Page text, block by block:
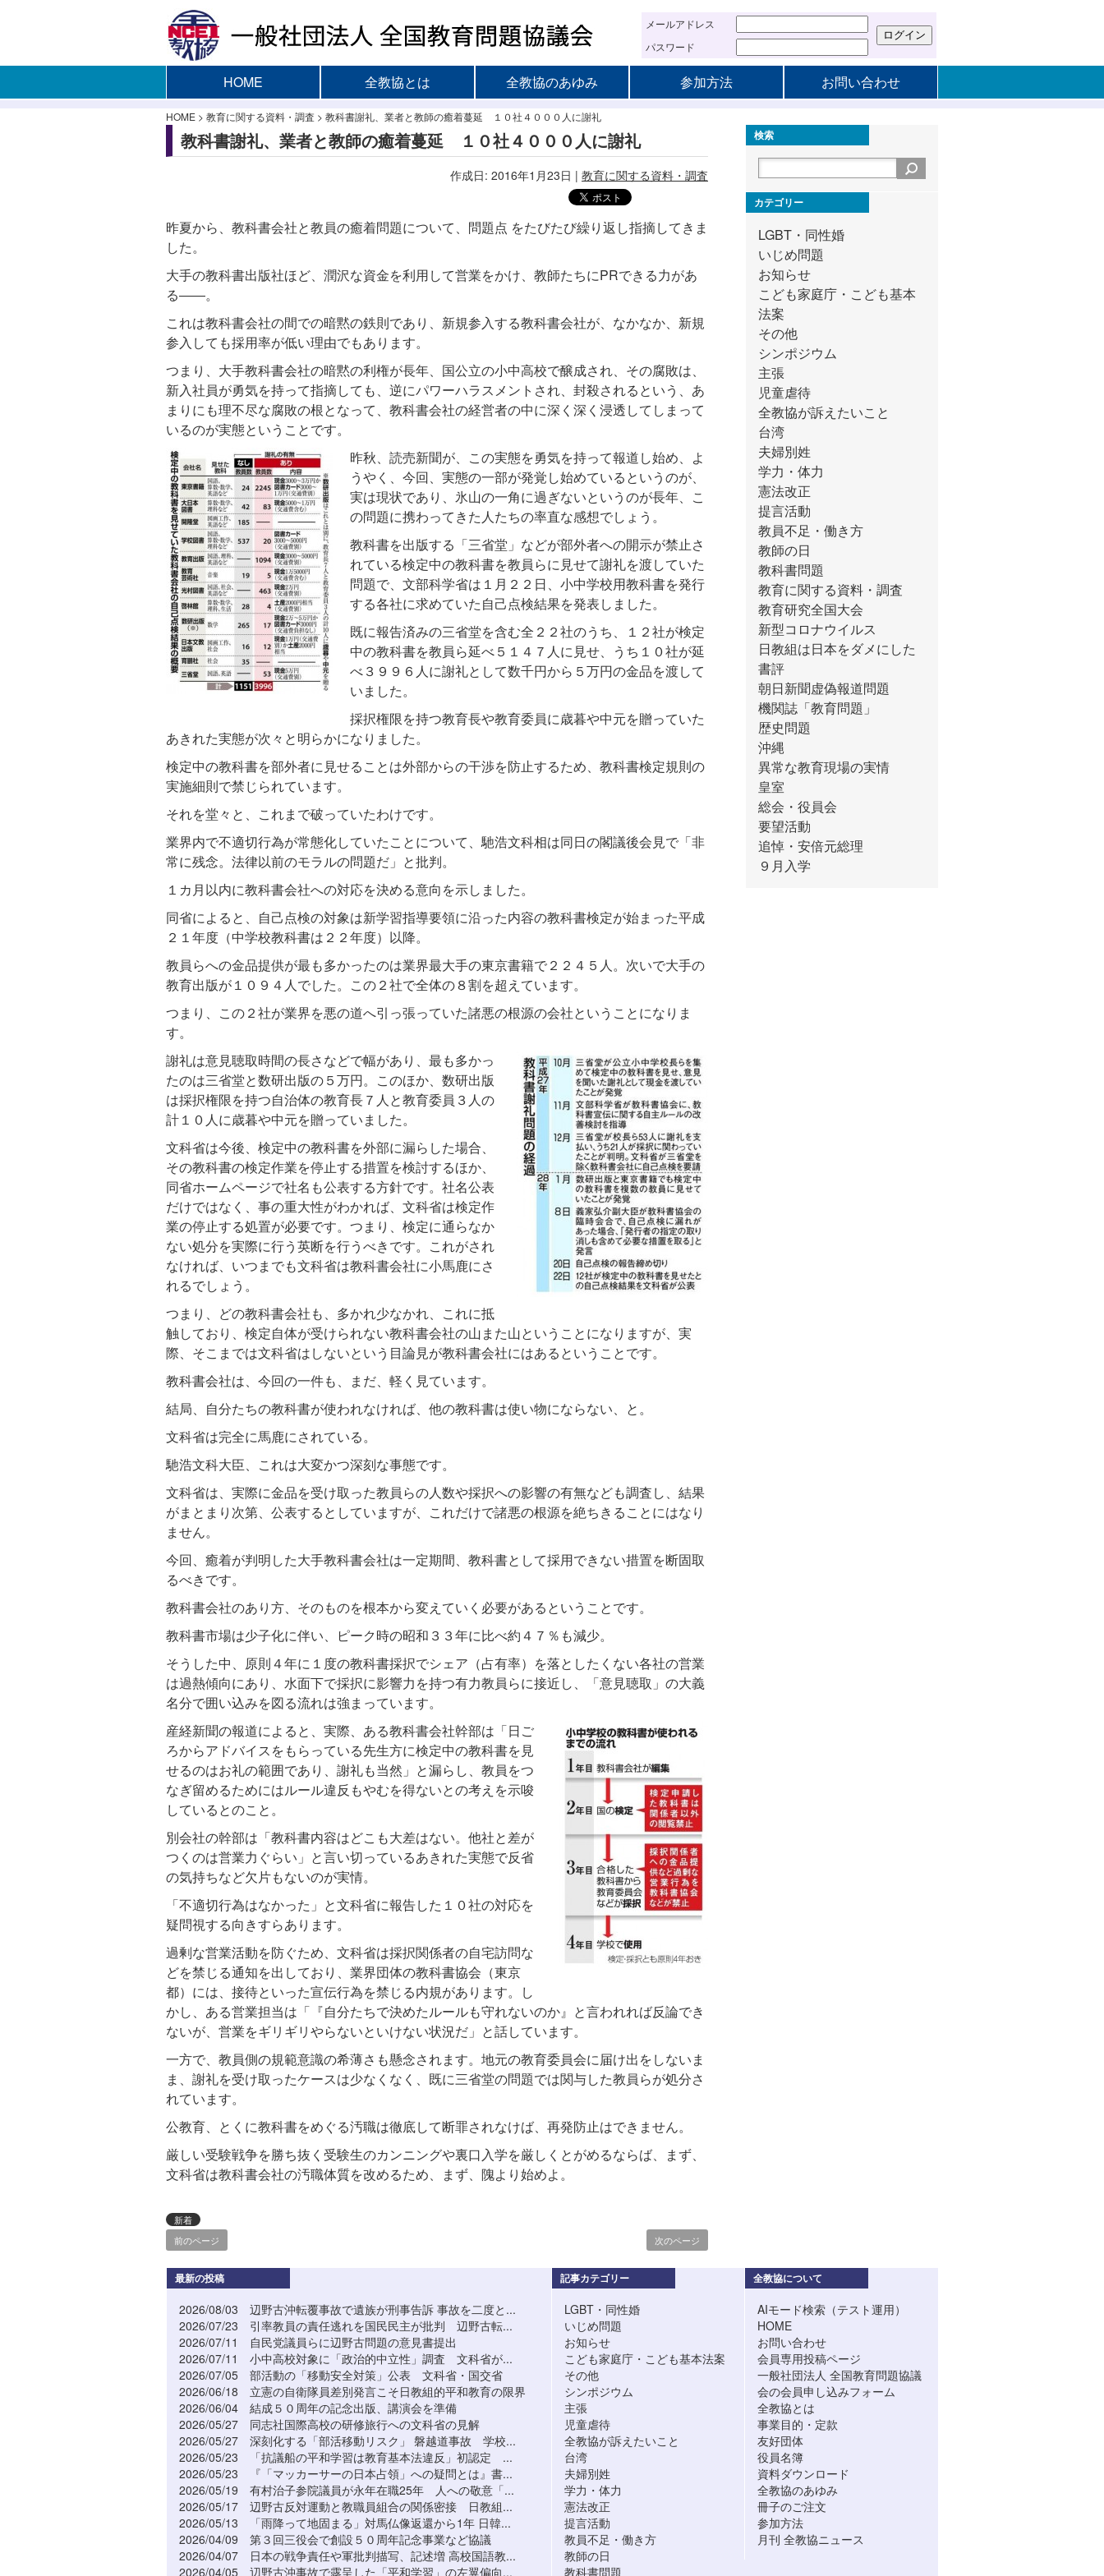
メールアドレス
パスワード
HOME 全教協とは 全教協のあゆみ 参加方法 お問い合わせ
HOME > 教育に関する資料・調査 > 教科書謝礼、業者と教師の癒着蔓延 １０社４０００人に謝礼
教科書謝礼、業者と教師の癒着蔓延 １０社４０００人に謝礼
作成日: 2016年1月23日 | 教育に関する資料・調査
昨夏から、教科書会社と教員の癒着問題について、問題点 をたびたび繰り返し指摘してきま
した。
大手の教科書出版社ほど、潤沢な資金を利用して営業をかけ、教師たちにPRできる力があ
る――。
これは教科書会社の間での暗黙の鉄則であり、新規参入する教科書会社が、なかなか、新規
参入しても採用率が低い理由でもあります。
つまり、大手教科書会社の暗黙の利権が長年、国公立の小中高校で醸成され、その腐敗は、
新入社員が勇気を持って指摘しても、逆にパワーハラスメントされ、封殺されるという、あ
まりにも理不尽な腐敗の根となって、教科書会社の経営者の中に深く深く浸透してしまって
いるのが実態ということです。
昨秋、読売新聞が、この実態を勇気を持って報道し始め、よ
うやく、今回、実態の一部が発覚し始めているというのが、
実は現状であり、氷山の一角に過ぎないというのが長年、こ
の問題に携わってきた人たちの率直な感想でしょう。
教科書を出版する「三省堂」などが部外者への開示が禁止さ
れている検定中の教科書を教員らに見せて謝礼を渡していた
問題で、文部科学省は１月２２日、小中学校用教科書を発行
する各社に求めていた自己点検結果を発表しました。
既に報告済みの三省堂を含む全２２社のうち、１２社が検定
中の教科書を教員ら延べ５１４７人に見せ、うち１０社が延
べ３９９６人に謝礼として数千円から５万円の金品を渡して
いました。
採択権限を持つ教育長や教育委員に歳暮や中元を贈っていた
あきれた実態が次々と明らかになりました。
検定中の教科書を部外者に見せることは外部からの干渉を防止するため、教科書検定規則の
実施細則で禁じられています。
それを堂々と、これまで破っていたわけです。
業界内で不適切行為が常態化していたことについて、馳浩文科相は同日の閣議後会見で「非
常に残念。法律以前のモラルの問題だ」と批判。
１カ月以内に教科書会社への対応を決める意向を示しました。
同省によると、自己点検の対象は新学習指導要領に沿った内容の教科書検定が始まった平成
２１年度（中学校教科書は２２年度）以降。
教員らへの金品提供が最も多かったのは業界最大手の東京書籍で２２４５人。次いで大手の
教育出版が１０９４人でした。この２社で全体の８割を超えています。
つまり、この２社が業界を悪の道へ引っ張っていた諸悪の根源の会社ということになりま
す。
謝礼は意見聴取時間の長さなどで幅があり、最も多かっ
たのは三省堂と数研出版の５万円。このほか、数研出版
は採択権限を持つ自治体の教育長７人と教育委員３人の
計１０人に歳暮や中元を贈っていました。
文科省は今後、検定中の教科書を外部に漏らした場合、
その教科書の検定作業を停止する措置を検討するほか、
同省ホームページで社名も公表する方針です。社名公表
だけではなく、事の重大性がわかれば、文科省は検定作
業の停止する処置が必要です。つまり、検定に通らなか
ない処分を実際に行う英断を行うべきです。これがされ
なければ、いつまでも文科省は教科書会社に小馬鹿にさ
れるでしょう。
つまり、どの教科書会社も、多かれ少なかれ、これに抵
触しており、検定自体が受けられない教科書会社の山また山ということになりますが、実
際、そこまでは文科省はしないという目論見が教科書会社にはあるということです。
教科書会社は、今回の一件も、まだ、軽く見ています。
結局、自分たちの教科書が使われなければ、他の教科書は使い物にならない、と。
文科省は完全に馬鹿にされている。
馳浩文科大臣、これは大変かつ深刻な事態です。
文科省は、実際に金品を受け取った教員らの人数や採択への影響の有無なども調査し、結果
がまとまり次第、公表するとしていますが、これだけで諸悪の根源を絶ちきることにはなり
ません。
今回、癒着が判明した大手教科書会社は一定期間、教科書として採用できない措置を断固取
るべきです。
教科書会社のあり方、そのものを根本から変えていく必要があるということです。
教科書市場は少子化に伴い、ピーク時の昭和３３年に比べ約４７％も減少。
そうした中、原則４年に１度の教科書採択でシェア（占有率）を落としたくない各社の営業
は過熱傾向にあり、水面下で採択に影響力を持つ有力教員らに接近し、「意見聴取」の大義
名分で囲い込みを図る流れは強まっています。
産経新聞の報道によると、実際、ある教科書会社幹部は「日ご
ろからアドバイスをもらっている先生方に検定中の教科書を見
せるのはお礼の範囲であり、謝礼も当然」と漏らし、教員をつ
なぎ留めるためにはルール違反もやむを得ないとの考えを示唆
しているとのこと。
別会社の幹部は「教科書内容はどこも大差はない。他社と差が
つくのは営業力ぐらい」と言い切っているあきれた実態で反省
の気持ちなど欠片もないのが実情。
「不適切行為はなかった」と文科省に報告した１０社の対応を
疑問視する向きすらあります。
過剰な営業活動を防ぐため、文科省は採択関係者の自宅訪問な
どを禁じる通知を出しており、業界団体の教科書協会（東京
都）には、接待といった宣伝行為を禁じる内規があります。し
かし、ある営業担当は「『自分たちで決めたルールも守れないのか』と言われれば反論でき
ないが、営業をギリギリやらないといけない状況だ」と話しています。
一方で、教員側の規範意識の希薄さも懸念されます。地元の教育委員会に届け出をしないま
ま、謝礼を受け取ったケースは少なくなく、既に三省堂の問題では関与した教員らが処分さ
れています。
公教育、とくに教科書をめぐる汚職は徹底して断罪されなけば、再発防止はできません。
厳しい受験戦争を勝ち抜く受験生のカンニングや裏口入学を厳しくとがめるならば、まず、
文科省は教科書会社の汚職体質を改めるため、まず、隗より始めよ。
新着
前のページ
次のページ
検索
カテゴリー
LGBT・同性婚
いじめ問題
お知らせ
こども家庭庁・こども基本
法案
その他
シンポジウム
主張
児童虐待
全教協が訴えたいこと
台湾
夫婦別姓
学力・体力
憲法改正
提言活動
教員不足・働き方
教師の日
教科書問題
教育に関する資料・調査
教育研究全国大会
新型コロナウイルス
日教組は日本をダメにした
書評
朝日新聞虚偽報道問題
機関誌「教育問題」
歴史問題
沖縄
異常な教育現場の実情
皇室
総会・役員会
要望活動
追悼・安倍元総理
９月入学
最新の投稿
2026/08/03 辺野古沖転覆事故で遺族が刑事告訴 事故を二度と...
2026/07/23 引率教員の責任逃れを国民民主が批判 辺野古転...
2026/07/11 自民党議員らに辺野古問題の意見書提出
2026/07/11 小中高校対象に「政治的中立性」調査 文科省が...
2026/07/05 部活動の「移動安全対策」公表 文科省・国交省
2026/06/18 立憲の自衛隊員差別発言こそ日教組的平和教育の限界
2026/06/04 結成５０周年の記念出版、講演会を準備
2026/05/27 同志社国際高校の研修旅行への文科省の見解
2026/05/27 深刻化する「部活移動リスク」 磐越道事故 学校...
2026/05/23
「抗議船の平和学習は教育基本法違反」初認定 ...
2026/05/23
『「マッカーサーの日本占領」への疑問とは』書...
2026/05/19 有村治子参院議員が永年在職25年 人への敬意「...
2026/05/17 辺野古反対運動と教職員組合の関係密接 日教組...
2026/05/13
「雨降って地固まる」対馬仏像返還から1年 日韓...
2026/04/09 第３回三役会で創設５０周年記念事業など協議
2026/04/07 日本の戦争責任や軍批判描写、記述増 高校国語教...
2026/04/05 辺野古沖事故で露呈した「平和学習」の左翼偏向...
記事カテゴリー
LGBT・同性婚
いじめ問題
お知らせ
こども家庭庁・こども基本法案
その他
シンポジウム
主張
児童虐待
全教協が訴えたいこと
台湾
夫婦別姓
学力・体力
憲法改正
提言活動
教員不足・働き方
教師の日
教科書問題
全教協について
AIモード検索（テスト運用）
HOME
お問い合わせ
会員専用投稿ページ
一般社団法人 全国教育問題協議
会の会員申し込みフォーム
全教協とは
事業目的・定款
友好団体
役員名簿
資料ダウンロード
全教協のあゆみ
冊子のご注文
参加方法
月刊 全教協ニュース